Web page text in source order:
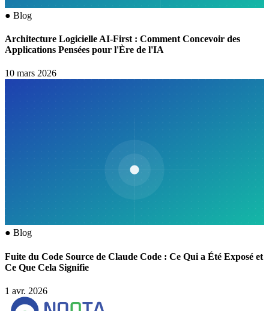
● Blog
Architecture Logicielle AI-First : Comment Concevoir des
Applications Pensées pour l'Ère de l'IA
10 mars 2026
● Blog
Fuite du Code Source de Claude Code : Ce Qui a Été Exposé et
Ce Que Cela Signifie
1 avr. 2026